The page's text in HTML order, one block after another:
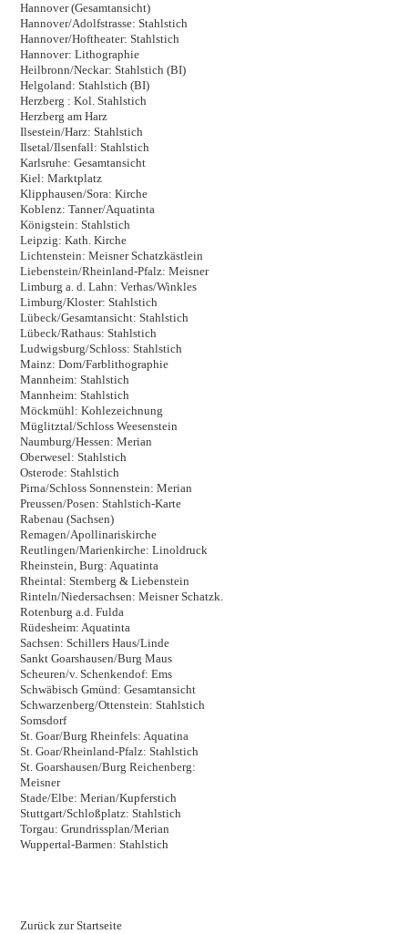
Hannover (Gesamtansicht)
Hannover/Adolfstrasse: Stahlstich
Hannover/Hoftheater: Stahlstich
Hannover: Lithographie
Heilbronn/Neckar: Stahlstich (BI)
Helgoland: Stahlstich (BI)
Herzberg : Kol. Stahlstich
Herzberg am Harz
Ilsestein/Harz: Stahlstich
Ilsetal/Ilsenfall: Stahlstich
Karlsruhe: Gesamtansicht
Kiel: Marktplatz
Klipphausen/Sora: Kirche
Koblenz: Tanner/Aquatinta
Königstein: Stahlstich
Leipzig: Kath. Kirche
Lichtenstein: Meisner Schatzkästlein
Liebenstein/Rheinland-Pfalz: Meisner
Limburg a. d. Lahn: Verhas/Winkles
Limburg/Kloster: Stahlstich
Lübeck/Gesamtansicht: Stahlstich
Lübeck/Rathaus: Stahlstich
Ludwigsburg/Schloss: Stahlstich
Mainz: Dom/Farblithographie
Mannheim: Stahlstich
Mannheim: Stahlstich
Möckmühl: Kohlezeichnung
Müglitztal/Schloss Weesenstein
Naumburg/Hessen: Merian
Oberwesel: Stahlstich
Osterode: Stahlstich
Pirna/Schloss Sonnenstein: Merian
Preussen/Posen: Stahlstich-Karte
Rabenau (Sachsen)
Remagen/Apollinariskirche
Reutlingen/Marienkirche: Linoldruck
Rheinstein, Burg: Aquatinta
Rheintal: Sternberg & Liebenstein
Rinteln/Niedersachsen: Meisner Schatzk.
Rotenburg a.d. Fulda
Rüdesheim: Aquatinta
Sachsen: Schillers Haus/Linde
Sankt Goarshausen/Burg Maus
Scheuren/v. Schenkendof: Ems
Schwäbisch Gmünd: Gesamtansicht
Schwarzenberg/Ottenstein: Stahlstich
Somsdorf
St. Goar/Burg Rheinfels: Aquatina
St. Goar/Rheinland-Pfalz: Stahlstich
St. Goarshausen/Burg Reichenberg:
Meisner
Stade/Elbe: Merian/Kupferstich
Stuttgart/Schloßplatz: Stahlstich
Torgau: Grundrissplan/Merian
Wuppertal-Barmen: Stahlstich
Zurück zur Startseite